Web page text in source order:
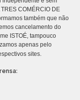
COMÉRCIO DE
também que não
cancelamento do
ISTOÉ, tampouco
apenas pelo
sites.